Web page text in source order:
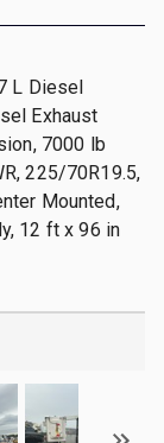
L Diesel
Exhaust
7000 lb
225/70R19.5,
Mounted,
12 ft x 96 in